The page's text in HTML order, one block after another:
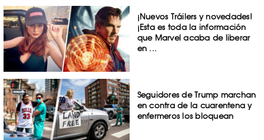
¡Nuevos Tráilers y novedades!
¡Esta es toda la información
que Marvel acaba de liberar
en ...
Seguidores de Trump marchan
en contra de la cuarentena y
enfermeros los bloquean